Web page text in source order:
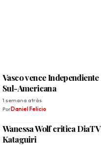
Vasco vence
Sul-Americana
1 semana atrás
PorDaniel Felicio
Wanessa Wolf critica
Kataguiri